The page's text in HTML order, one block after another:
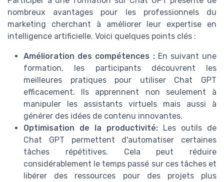
nombreux avantages pour les professionnels du
marketing cherchant à améliorer leur expertise en
intelligence artificielle. Voici quelques points clés :
Amélioration des compétences :En suivant une
formation, les participants découvrent les
meilleures pratiques pour utiliser Chat GPT
efficacement. Ils apprennent non seulement à
manipuler les assistants virtuels mais aussi à
générer des idées de contenu innovantes.
Optimisation de la productivité: Les outils de
Chat GPT permettent d'automatiser certaines
tâches répétitives. Cela peut réduire
considérablement le temps passé sur ces tâches et
libérer des ressources pour des projets plus